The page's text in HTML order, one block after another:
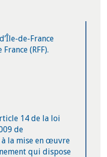
de-France
(RFF).
14 de la loi
de
la mise en œuvre
qui dispose